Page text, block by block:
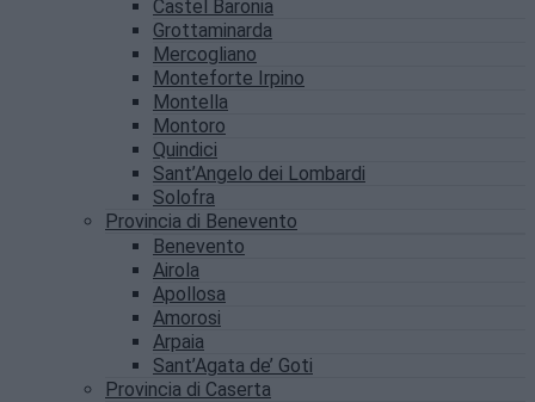
Castel Baronia
Grottaminarda
Mercogliano
Monteforte Irpino
Montella
Montoro
Quindici
Sant’Angelo dei Lombardi
Solofra
Provincia di Benevento
Benevento
Airola
Apollosa
Amorosi
Arpaia
Sant’Agata de’ Goti
Provincia di Caserta